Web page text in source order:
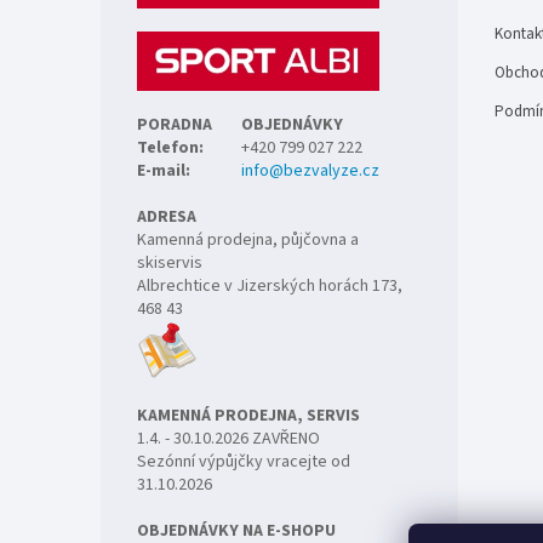
PORADNA
OBJEDNÁVKY
Telefon:
+420 799 027 222
E-mail:
info@bezvalyze.cz
ADRESA
Kamenná prodejna, půjčovna a
skiservis
Albrechtice v Jizerských horách 173,
468 43
KAMENNÁ PRODEJNA, SERVIS
1.4. - 30.10.2026 ZAVŘENO
Sezónní výpůjčky vracejte od
31.10.2026
OBJEDNÁVKY NA E-SHOPU